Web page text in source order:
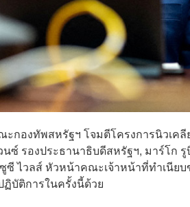
กองทัพสหรัฐฯ โจมตีโครงการนิวเคลี
ซ์ รองประธานาธิบดีสหรัฐฯ, มาร์โก รู
ซี ไวลส์ หัวหน้าคณะเจ้าหน้าที่ทำเนียบ
บัติการในครั้งนี้ด้วย